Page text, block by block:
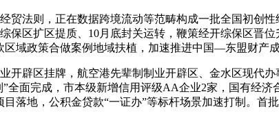
法则，正在数据跨境流动等范畴构成一批全国初创性
保区扩区提质、10月底封关运转，鞭策经开综保区晋
域政策合做案例地域扶植，加速推进中国—东盟财产
辟区挂牌，航空港先辈制制业开辟区、金水区现代办
全面完成，市本级新增信用评级AA企业2家，国有经
落地，公积金贷款“一证办”等标杆场景加速打制。首